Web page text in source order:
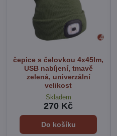
čepice s čelovkou 4x45lm,
USB nabíjení, tmavě
zelená, univerzální
velikost
Skladem
270 Kč
Do košíku